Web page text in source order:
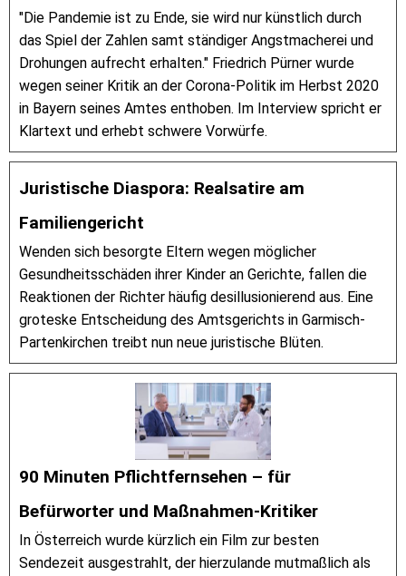
"Die Pandemie ist zu Ende, sie wird nur künstlich durch
das Spiel der Zahlen samt ständiger Angstmacherei und
Drohungen aufrecht erhalten." Friedrich Pürner wurde
wegen seiner Kritik an der Corona-Politik im Herbst 2020
in Bayern seines Amtes enthoben. Im Interview spricht er
Klartext und erhebt schwere Vorwürfe.
Juristische Diaspora: Realsatire am
Familiengericht
Wenden sich besorgte Eltern wegen möglicher
Gesundheitsschäden ihrer Kinder an Gerichte, fallen die
Reaktionen der Richter häufig desillusionierend aus. Eine
groteske Entscheidung des Amtsgerichts in Garmisch-
Partenkirchen treibt nun neue juristische Blüten.
90 Minuten Pflichtfernsehen – für
Befürworter und Maßnahmen-Kritiker
In Österreich wurde kürzlich ein Film zur besten
Sendezeit ausgestrahlt, der hierzulande mutmaßlich als